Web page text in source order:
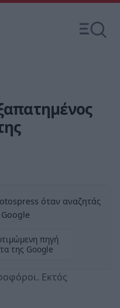
όταν αναζητάς
Google
πηγή
της Google
Εκτός